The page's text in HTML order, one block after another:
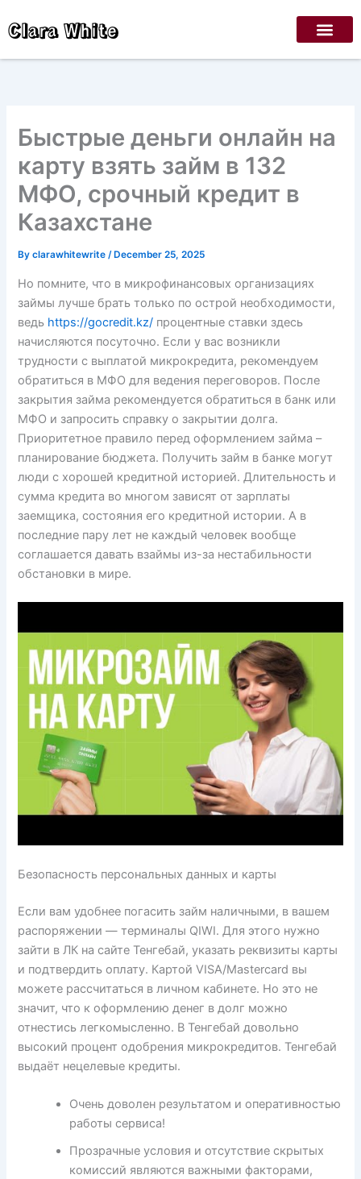
toClara White
Быстрые деньги онлайн на
карту взять займ в 132
МФО, срочный кредит в
Казахстане
Byclarawhitewrite/ December 25, 2025
Но помните, что в микрофинансовых организациях
займы лучше брать только по острой необходимости,
ведь https://gocredit.kz/ процентные ставки здесь
начисляются посуточно. Если у вас возникли
трудности с выплатой микрокредита, рекомендуем
обратиться в МФО для ведения переговоров. После
закрытия займа рекомендуется обратиться в банк или
МФО и запросить справку о закрытии долга.
Приоритетное правило перед оформлением займа –
планирование бюджета. Получить займ в банке могут
люди с хорошей кредитной историей. Длительность и
сумма кредита во многом зависят от зарплаты
заемщика, состояния его кредитной истории. А в
последние пару лет не каждый человек вообще
соглашается давать взаймы из-за нестабильности
обстановки в мире.
Безопасность персональных данных и карты
Если вам удобнее погасить займ наличными, в вашем
распоряжении — терминалы QIWI. Для этого нужно
зайти в ЛК на сайте Тенгебай, указать реквизиты карты
и подтвердить оплату. Картой VISA/Mastercard вы
можете рассчитаться в личном кабинете. Но это не
значит, что к оформлению денег в долг можно
отнестись легкомысленно. В Тенгебай довольно
высокий процент одобрения микрокредитов. Тенгебай
выдаёт нецелевые кредиты.
Очень доволен результатом и оперативностью
работы сервиса!
Прозрачные условия и отсутствие скрытых
комиссий являются важными факторами,